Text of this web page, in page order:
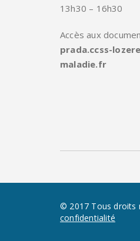
13h30 – 16h30
Accès aux
prada.ccss-
maladie.fr
© 2017 Tous droits
confidentialité